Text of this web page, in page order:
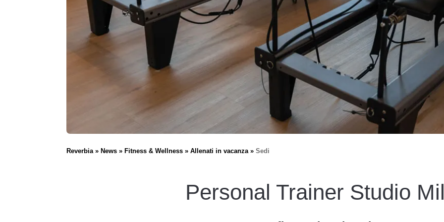
Reverbia News Fitness & Wellness Allenati in vacanza Sedi
Personal Trainer Studio